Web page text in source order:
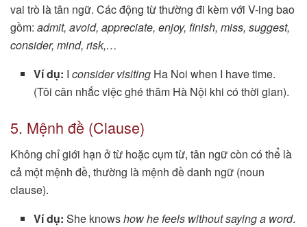
vai trò là tân ngữ. Các động từ thường đi kèm với V-ing bao
gồm: admit, avoid, appreciate, enjoy, finish, miss, suggest,
consider, mind, risk,…
Ví dụ: Iconsider visiting Ha Noi when I have time.
(Tôi cân nhắc việc ghé thăm Hà Nội khi có thời gian).
5. Mệnh đề (Clause)
Không chỉ giới hạn ở từ hoặc cụm từ, tân ngữ còn có thể là
cả một mệnh đề, thường là mệnh đề danh ngữ (noun
clause).
Ví dụ: She knowshow he feels without saying a word.